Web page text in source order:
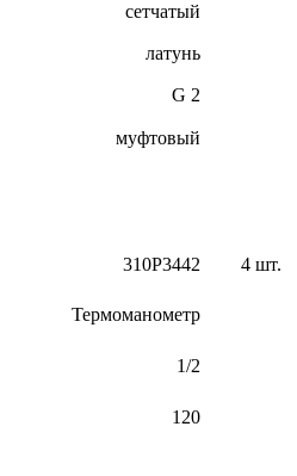
сетчатый
латунь
G 2
муфтовый
310P3442 4 шт.
Термоманометр
1/2
120